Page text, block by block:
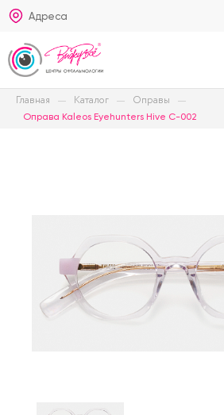
Адреса
Главная Каталог Оправы
Оправа Kaleos Eyehunters Hive C-002